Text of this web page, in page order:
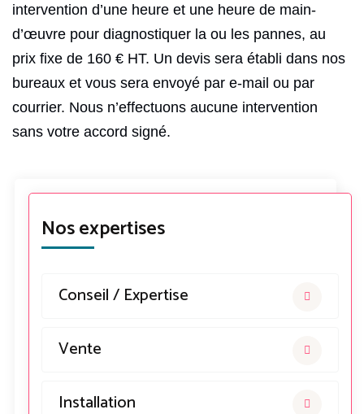
intervention d’une heure et une heure de main-
d’œuvre pour diagnostiquer la ou les pannes, au
prix fixe de 160 € HT. Un devis sera établi dans nos
bureaux et vous sera envoyé par e-mail ou par
courrier. Nous n’effectuons aucune intervention
sans votre accord signé.
Nos expertises
Conseil / Expertise
Vente
Installation